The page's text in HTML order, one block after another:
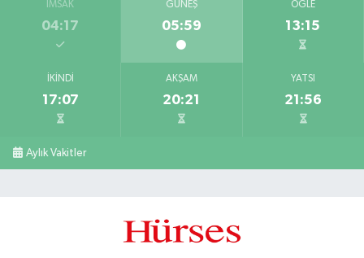
İMSAK
04:17
GÜNEŞ
05:59
ÖĞLE
13:15
İKINDI
17:07
AKŞAM
20:21
YATSI
21:56
Aylık Vakitler